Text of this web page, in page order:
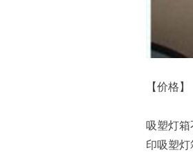
【价格
吸塑灯
印吸塑